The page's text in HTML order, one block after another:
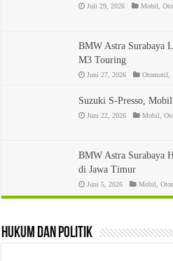
Juli 29, 2026 Mobil ,
BMW Astra Surabaya
M3 Touring
Juni 27, 2026 Otomotif,
Suzuki S-Presso,
Juni 22, 2026 Mobil ,
BMW Astra Surabaya
di Jawa Timur
Juni 5, 2026 Mobil ,
Hukum dan Politik